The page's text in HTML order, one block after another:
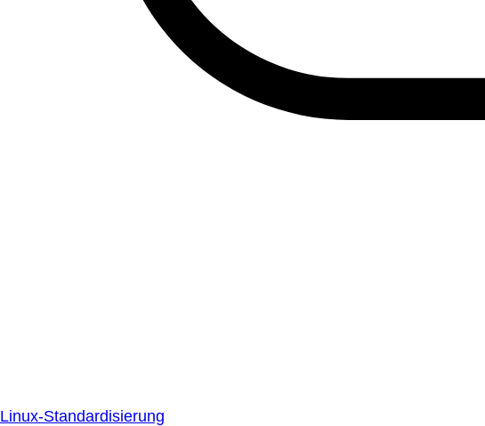
Linux-Standardisierung